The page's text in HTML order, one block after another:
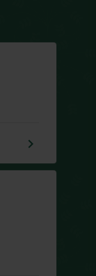
keyboard_arrow_right